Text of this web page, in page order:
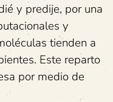
y predije, por una
y
tienden a
Este reparto
por medio de